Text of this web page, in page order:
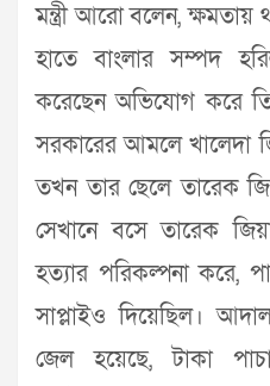
মন্ত্রী আরো বলেন, ক্ষমতায়
হাতে বাংলার সম্পদ
করেছেন অভিযোগ করে
সরকারের আমলে খালেদা
তখন তার ছেলে তারেক
সেখানে বসে তারেক
হত্যার পরিকল্পনা করে,
সাপ্লাইও দিয়েছিল।
জেল হয়েছে, টাকা